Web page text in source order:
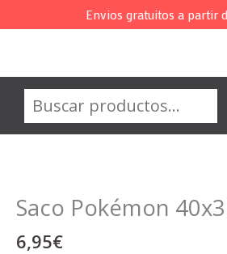
al
Buscar
Saco Pokémon
6,95€
Envios gratuitos a partir